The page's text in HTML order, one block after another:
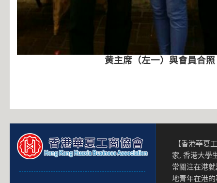
黄主席（左一）與會員合照
【香港華夏
家, 香港大學
常關注在港
地青年在港